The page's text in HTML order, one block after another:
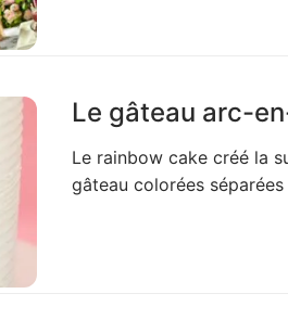
Le gâteau arc-
Le rainbow cake créé la
gâteau colorées